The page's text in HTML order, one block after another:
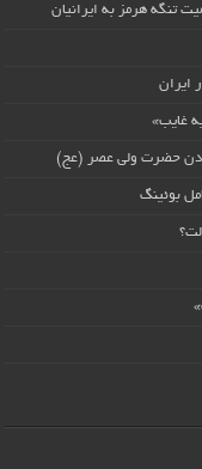
تنگه هرمز به ایرانیان
ایران
غایب»
بودن حضرت ولی عصر (عج)
بوئینگ